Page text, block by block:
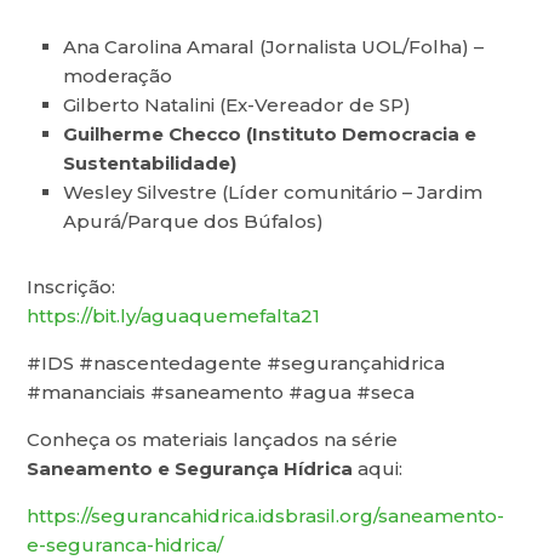
Ana Carolina Amaral (Jornalista UOL/Folha) –
moderação
Gilberto Natalini (Ex-Vereador de SP)
Guilherme Checco (Instituto Democracia e
Sustentabilidade)
Wesley Silvestre (Líder comunitário – Jardim
Apurá/Parque dos Búfalos)
Inscrição:
https://bit.ly/aguaquemefalta21
#IDS #nascentedagente #segurançahidrica
#mananciais #saneamento #agua #seca
Conheça os materiais lançados na série
Saneamento e Segurança Hídrica aqui:
https://segurancahidrica.idsbrasil.org/saneamento-
e-seguranca-hidrica/